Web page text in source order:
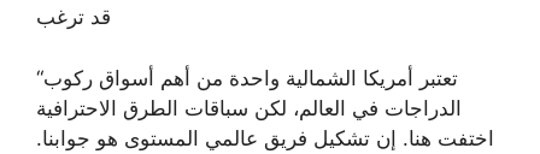
قد ترغب
“تعتبر أمريكا الشمالية واحدة من أهم أسواق ركوب
الدراجات في العالم، لكن سباقات الطرق الاحترافية
اختفت هنا. إن تشكيل فريق عالمي المستوى هو جوابنا.